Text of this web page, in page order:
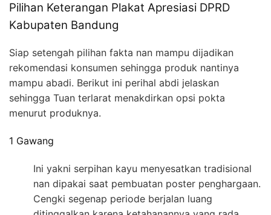
Pilihan Keterangan Plakat Apresiasi DPRD
Kabupaten Bandung
Siap setengah pilihan fakta nan mampu dijadikan
rekomendasi konsumen sehingga produk nantinya
mampu abadi. Berikut ini perihal abdi jelaskan
sehingga Tuan terlarat menakdirkan opsi pokta
menurut produknya.
1 Gawang
Ini yakni serpihan kayu menyesatkan tradisional
nan dipakai saat pembuatan poster penghargaan.
Cengki segenap periode berjalan luang